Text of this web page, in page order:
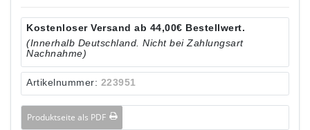
Kostenloser Versand ab 44,00€ Bestellwert.
(Innerhalb Deutschland. Nicht bei Zahlungsart
Nachnahme)
Artikelnummer: 223951
Produktseite als PDF